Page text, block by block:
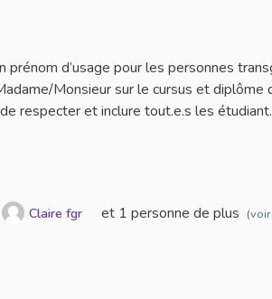
prénom d’usage pour les personnes
Monsieur sur le cursus et diplôme
respecter et inclure tout.e.s les
Claire fgr et 1 personne de plus